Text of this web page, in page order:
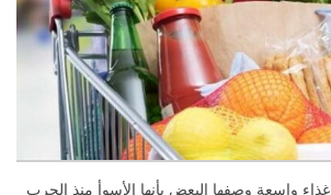
غذاء واسعة وصفها البعض بأنها الأسوأ منذ الحرب